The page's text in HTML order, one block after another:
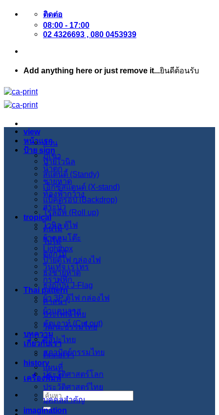
ข้าม
เนื้อหา
ติดต่อ
08:00 - 17:00
02 4326693 , 080 0453939
Add anything here or just remove it...ยินดีต้อนรับ
หน้าแรก
ป้าย sign
ป้ายไวนิล
สแตนดี้ (Standy)
เอ็กซ์สแตนด์ (X-stand)
แบ็คดรอป (Backdrop)
โรลอัพ (Roll up)
ไวนิล ตู้ไฟ
ผ้าคลุมโต๊ะ
Lightbox
ป้ายตู้ไฟ กล่องไฟ
ธงชายหาด
ธงญี่ปุ่น J-Flag
ผ้า 3P ตู้ไฟ กล่องไฟ
ผ้าแคนวาส
คัตเอาท์ (Cut out)
บทความ
เกี่ยวกับเรา
ติดต่อเรา
แผนที่
เครื่องพิมพ์
ค้นหา:
view
สวน
ภูเขา
น้ำตก
ชายหาด
ท้องฟ้ากว้าง
สระบัว
tropical
ต้นไม้
ใบไม้
ดอกไม้
วินเทจ เรโทร
กราฟฟิก
Thai pattern
ศาสนา
ประเพณีไทย
วัฒนะธรรมไทย
ศิลปะไทย
สภาปัตย์กรรมไทย
history
ประวัติศาสตร์โลก
ประวัติศาสตร์ไทย
บุคคลสำคัญ
imagination